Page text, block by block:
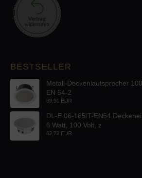
BESTSELLER
Metall-Deckenlautsprecher
EN 54-2
69,91 EUR
DL-E 06-165/T-EN54
6 Watt, 100 Volt, z
62,72 EUR